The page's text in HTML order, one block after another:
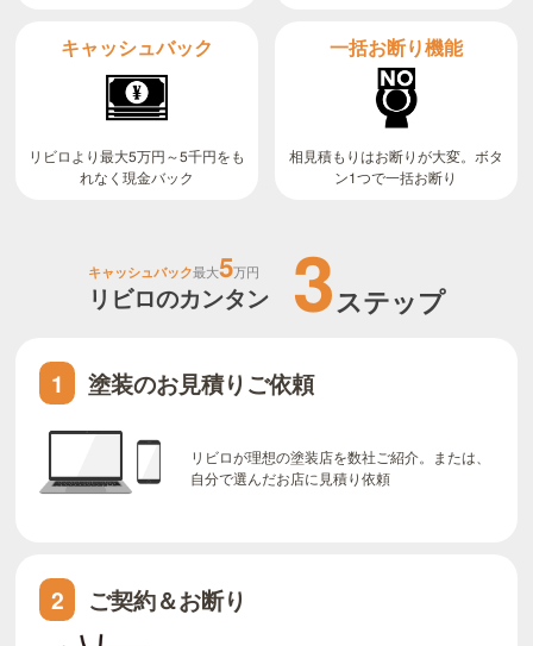
キャッシュバック
リビロより最大5万円～5千円をも
れなく現金バック
一括お断り機能
相見積もりはお断りが大変。ボタ
ン1つで一括お断り
キャッシュバック最大5万円
リビロのカンタン 3ステップ
1 塗装のお見積りご依頼
リビロが理想の塗装店を数社ご紹介。または、
自分で選んだお店に見積り依頼
2 ご契約＆お断り